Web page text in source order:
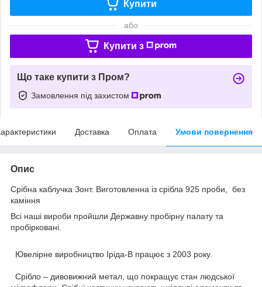
Купити
або
Купити з
Що таке купити з Пром?
Замовлення під захистом
Доставка Оплата Умови повернення
Опис
Срібна каблучка Зонт. Виготовленна із срібла 925 проби, без
каміння
Всі наші вироби пройшли Державну пробірну палату та
пробірковані.
Ювелірне виробництво Іріда-В працює з 2003 року.
Срібло – дивовижний метал, що покращує стан людської